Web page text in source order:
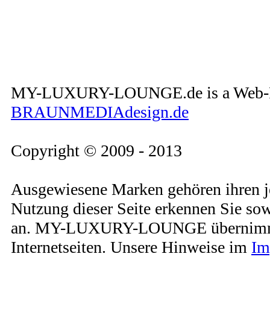
MY-LUXURY-LOUNGE.de is a
BRAUNMEDIAdesign.de
Copyright © 2009 - 2013
Ausgewiesene Marken gehören
Nutzung dieser Seite erkennen Sie
an. MY-LUXURY-LOUNGE
Internetseiten. Unsere Hinweise im